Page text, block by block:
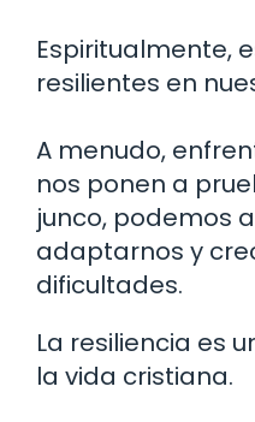
Espiritualmente,
resilientes en
A menudo,
nos ponen a
junco, podemos
adaptarnos y
dificultades.
La resiliencia es
la vida cristiana.